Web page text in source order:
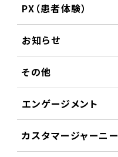
PX（患者体験）
お知らせ
その他
エンゲージメント
カスタマージャーニー